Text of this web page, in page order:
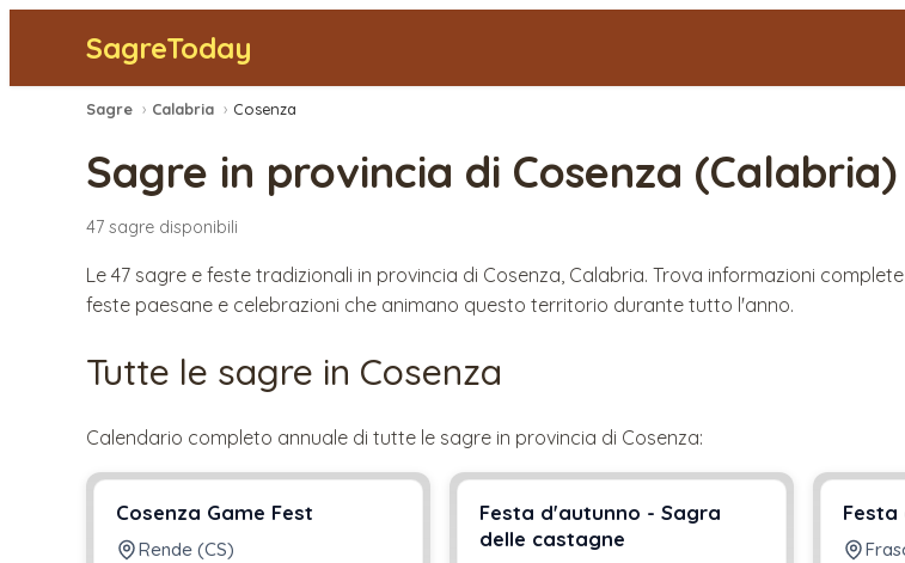
SagreToday
Sagre › Calabria › Cosenza
Sagre in provincia di Cosenza (Calabria)
47 sagre disponibili
Le 47 sagre e feste tradizionali in provincia di Cosenza, Calabria. Trova informazioni
feste paesane e celebrazioni che animano questo territorio durante tutto l'anno.
Tutte le sagre in Cosenza
Calendario completo annuale di tutte le sagre in provincia di Cosenza:
Cosenza Game Fest
Rende (CS)
Festa d'autunno - Sagra
delle castagne
Festa